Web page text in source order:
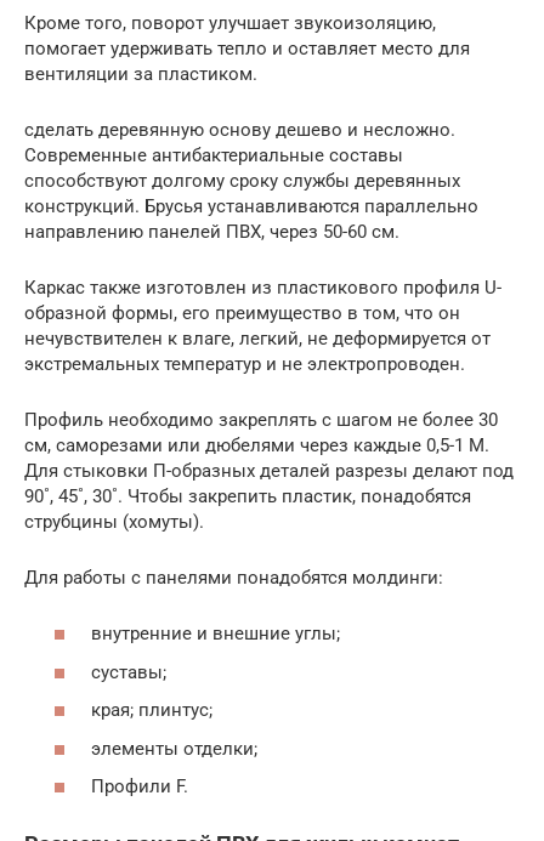
Кроме того, поворот улучшает звукоизоляцию,
помогает удерживать тепло и оставляет место для
вентиляции за пластиком.
сделать деревянную основу дешево и несложно.
Современные антибактериальные составы
способствуют долгому сроку службы деревянных
конструкций. Брусья устанавливаются параллельно
направлению панелей ПВХ, через 50-60 см.
Каркас также изготовлен из пластикового профиля U-
образной формы, его преимущество в том, что он
нечувствителен к влаге, легкий, не деформируется от
экстремальных температур и не электропроводен.
Профиль необходимо закреплять с шагом не более 30
см, саморезами или дюбелями через каждые 0,5-1 М.
Для стыковки П-образных деталей разрезы делают под
90˚, 45˚, 30˚. Чтобы закрепить пластик, понадобятся
струбцины (хомуты).
Для работы с панелями понадобятся молдинги:
внутренние и внешние углы;
суставы;
края; плинтус;
элементы отделки;
Профили F.